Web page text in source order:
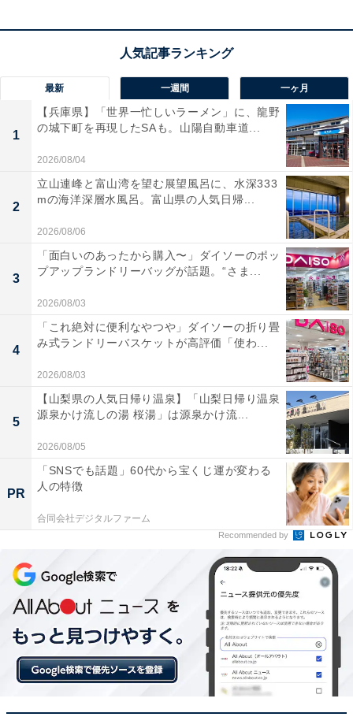
最新 一週間 一ヶ月
1
【兵庫県】「世界一忙しいラーメン」に、龍野
の城下町を再現したSAも。山陽自動車道...
2026/08/04
2
立山連峰と富山湾を望む展望風呂に、水深333
mの海洋深層水風呂。富山県の人気日帰...
2026/08/06
3
「面白いのあったから購入〜」ダイソーのポッ
プアップランドリーバッグが話題。“さま...
2026/08/03
4
「これ絶対に便利なやつや」ダイソーの折り畳
み式ランドリーバスケットが高評価「使わ...
2026/08/03
5
【山梨県の人気日帰り温泉】「山梨日帰り温泉
源泉かけ流しの湯 桜湯」は源泉かけ流...
2026/08/05
PR
「SNSでも話題」60代から宝くじ運が変わる
人の特徴
合同会社デジタルファーム
Recommended by